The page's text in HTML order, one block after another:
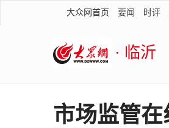
大众网首页 要闻 时评
· 临沂
市场监管